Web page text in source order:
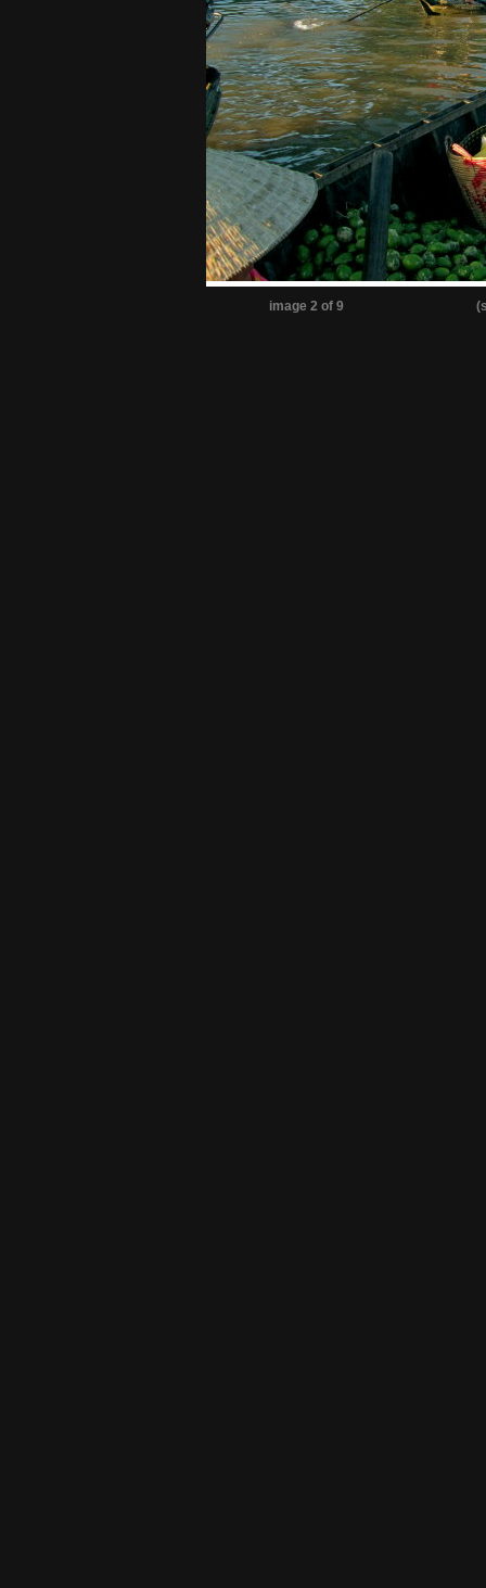
image 2 of 9